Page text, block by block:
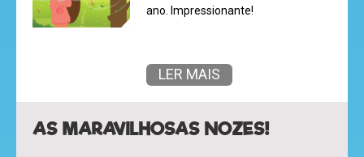
ano. Impressionante!
LER MAIS
AS MARAVILHOSAS NOZES!